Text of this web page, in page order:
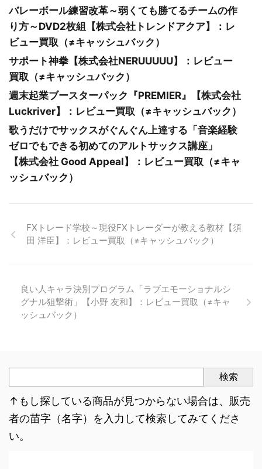
バレーボール練習改革～弱くても勝てるチームの作
り方～DVD2枚組【株式会社トレンドアクア】：レ
ビュー買取（≠キャッシュバック）
サポート神拳【株式会社NERUUUUU】：レビュー
買取（≠キャッシュバック）
週末起業ブースターパック『PREMIER』【株式会社
Luckriver】：レビュー買取（≠キャッシュバック）
歌うだけでサックスがぐんぐん上達する「音楽経験
ゼロでもできる初めてのアルトサックス講座」
【株式会社 Good Appeal】：レビュー買取（≠キャ
ッシュバック）
FXトレード学校～現役FXトレーダーが教える教材【須
田 洋臣】：レビュー買取（≠キャッシュバック）
良い人キャラ決別プログラム「ラブエモーショナルシ
グナル狙撃術」【小野 友和】：レビュー買取（≠キャ
ッシュバック）
検索
↑もし探している商品が見つからない場合は、販売
者の苗字（名字）を入力して検索してみてくださ
い。